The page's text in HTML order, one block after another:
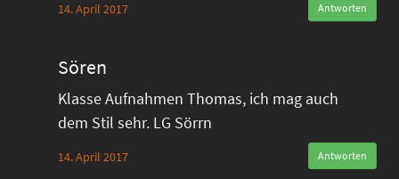
14. April 2017 Antworten
Sören
Klasse Aufnahmen Thomas, ich mag auch
dem Stil sehr. LG Sörrn
14. April 2017 Antworten